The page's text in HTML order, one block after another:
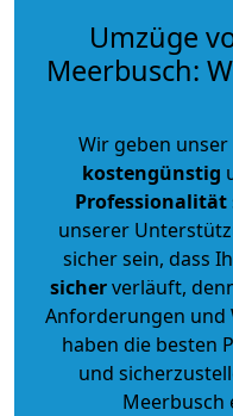
Umzüge
Meerbusch:
Wir geben unser
kostengünstig
Professionalität
unserer
sicher sein, dass
sicherverläuft,
Anforderungen und
haben die besten
und
Meerbusch